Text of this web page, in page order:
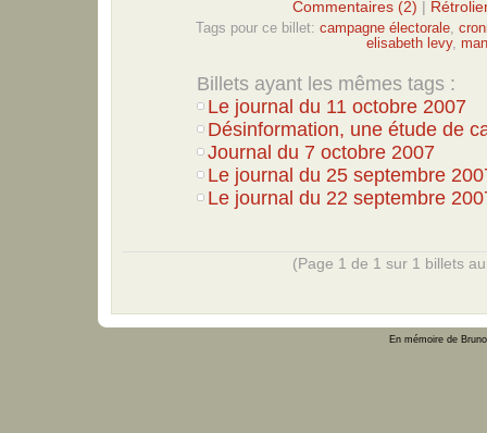
Commentaires (2)
Tags pour ce billet: campagne électorale
elisabeth levy,
Billets ayant les mêmes tags :
Le journal du 11 octobre 2007
Désinformation, une étude de
Journal du 7 octobre 2007
Le journal du 25 septembre
Le journal du 22 septembre
(Page 1 de 1 sur 1 billets
En mémoire de